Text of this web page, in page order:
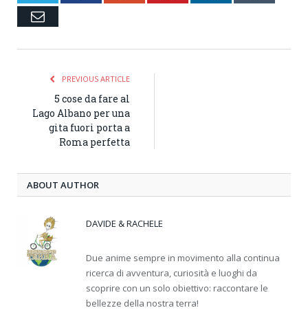
Email
PREVIOUS ARTICLE
5 cose da fare al
Lago Albano per una
gita fuori porta a
Roma perfetta
ABOUT AUTHOR
DAVIDE & RACHELE
Due anime sempre in movimento alla continua
ricerca di avventura, curiosità e luoghi da
scoprire con un solo obiettivo: raccontare le
bellezze della nostra terra!